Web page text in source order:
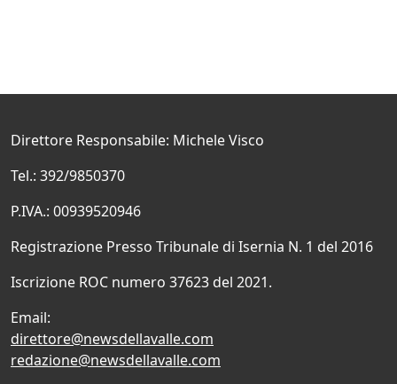
Direttore Responsabile: Michele Visco
Tel.: 392/9850370
P.IVA.: 00939520946
Registrazione Presso Tribunale di Isernia N. 1 del 2016
Iscrizione ROC numero 37623 del 2021.
Email:
direttore@newsdellavalle.com
redazione@newsdellavalle.com